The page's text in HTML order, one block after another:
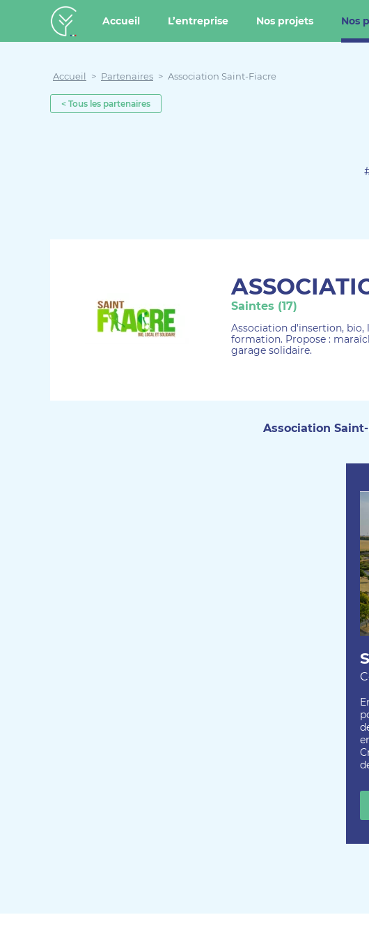
Créateur de forêt
Accueil L’entreprise Nos projets Nos
Accueil > Partenaires > Association Saint-Fiacre
< Tous les partenaires
Saintes (17)
Association d'insertion,
formation. Propose :
garage solidaire.
Association